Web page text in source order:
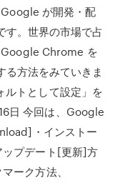
が開発・配
す。世界の市場で占
Chrome を
る方法をみていきま
トとして設定」を
日 今回は、Google
・インストー
プデート[更新]方
ーク方法、